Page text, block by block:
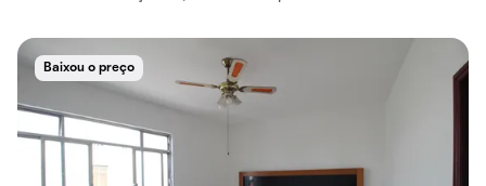
Baixou o preço